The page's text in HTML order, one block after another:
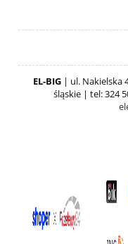
EL-BIG| ul. Nakielska
śląskie | tel: 324